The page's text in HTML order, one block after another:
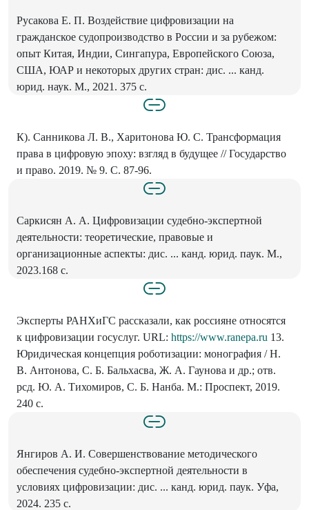
Русакова Е. П. Воздействие цифровизации на
гражданское судопроизводство в России и за рубежом:
опыт Китая, Индии, Сингапура, Европейского Союза,
США, ЮАР и некоторых других стран: дис. ... канд.
юрид. наук. М., 2021. 375 с.
К). Санникова Л. В., Харитонова Ю. С. Трансформация
права в цифровую эпоху: взгляд в будущее // Государство
и право. 2019. № 9. С. 87-96.
Саркисян А. А. Цифровизации судебно-экспертной
деятельности: теоретические, правовые и
организационные аспекты: дис. ... канд. юрид. паук. М.,
2023.168 с.
Эксперты РАНХиГС рассказали, как россияне относятся
к цифровизации госуслуг. URL: https://www.ranepa.ru 13.
Юридическая концепция роботизации: монография / Н.
В. Антонова, С. Б. Бальхасва, Ж. А. Гаунова и др.; отв.
рсд. Ю. А. Тихомиров, С. Б. Нанба. М.: Проспект, 2019.
240 с.
Янгиров А. И. Совершенствование методического
обеспечения судебно-экспертной деятельности в
условиях цифровизации: дис. ... канд. юрид. паук. Уфа,
2024. 235 с.